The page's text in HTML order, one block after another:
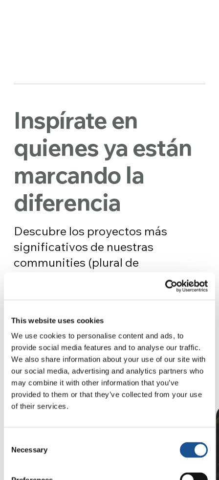
This website uses cookies
We use cookies to personalise content and ads, to
provide social media features and to analyse our traffic.
We also share information about your use of our site with
our social media, advertising and analytics partners who
may combine it with other information that you’ve
provided to them or that they’ve collected from your use
of their services.
Selection
Necessary
Inspírate en
quienes ya están
marcando la
diferencia
Descubre los proyectos más
significativos de nuestras
communities (plural de
community). Estos proyectos son
ejemplos de cómo puedes generar
global, uniendo fuerzas más allá de
culturas y fronteras.